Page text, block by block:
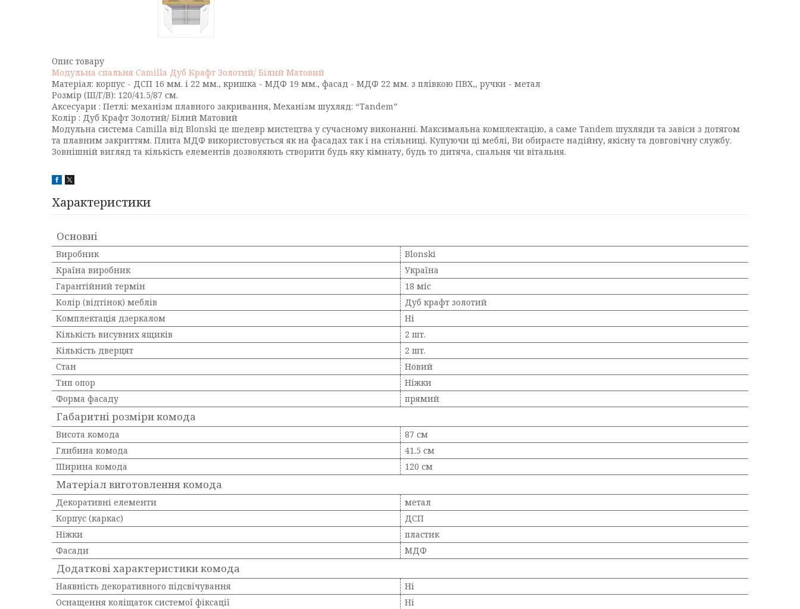
Опис товару
Модульна спальня Camilla Дуб Крафт Золотий/ Білий Матовий
Матеріал: корпус - ДСП 16 мм. і 22 мм., кришка - МДФ 19 мм., фасад - МДФ 22 мм. з плівкою ПВХ,, ручки - метал
Розмір (Ш/Г/В): 120/41.5/87 см.
Аксесуари : Петлі: механізм плавного закривання, Механізм шухляд: “Tandem”
Колір : Дуб Крафт Золотий/ Білий Матовий
Модульна система Camilla від Blonski це шедевр мистецтва у сучасному виконанні. Максимальна комплектацію, а саме Tandem шухляди та завіси з дотягом
та плавним закриттям. Плита МДФ використовується як на фасадах так і на стільниці. Купуючи ці меблі, Ви обираєте надійну, якісну та довговічну службу.
Зовнішній вигляд та кількість елементів дозволяють створити будь яку кімнату, будь то дитяча, спальня чи вітальня.
Характеристики
Основні
Виробник
Blonski
Країна виробник
Україна
Гарантійний термін
18 міс
Колір (відтінок) меблів
Дуб крафт золотий
Комплектація дзеркалом
Ні
Кількість висувних ящиків
2 шт.
Кількість дверцят
2 шт.
Стан
Новий
Тип опор
Ніжки
Форма фасаду
прямий
Габаритні розміри комода
Висота комода
87 см
Глибина комода
41.5 см
Ширина комода
120 см
Матеріал виготовлення комода
Декоративні елементи
метал
Корпус (каркас)
ДСП
Ніжки
пластик
Фасади
МДФ
Додаткові характеристики комода
Наявність декоративного підсвічування
Ні
Оснащення коліщаток системої фіксації
Ні